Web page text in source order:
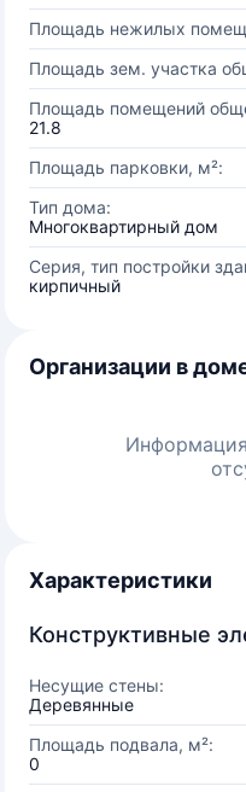
Площадь нежилых
Площадь зем. участка
Площадь помещений
21.8
Площадь парковки, м²:
Тип дома:
Многоквартирный дом
Серия, тип постройки
кирпичный
Организации в
Характеристики
Конструктивные
Несущие стены:
Деревянные
Площадь подвала, м²:
0